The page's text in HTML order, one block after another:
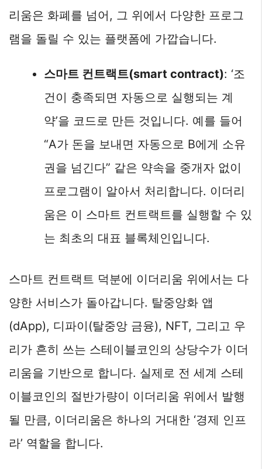
리움은 화폐를 넘어, 그 위에서 다양한 프로그
램을 돌릴 수 있는 플랫폼에 가깝습니다.
스마트 컨트랙트(smart contract): ‘조
건이 충족되면 자동으로 실행되는 계
약’을 코드로 만든 것입니다. 예를 들어
“A가 돈을 보내면 자동으로 B에게 소유
권을 넘긴다” 같은 약속을 중개자 없이
프로그램이 알아서 처리합니다. 이더리
움은 이 스마트 컨트랙트를 실행할 수 있
는 최초의 대표 블록체인입니다.
스마트 컨트랙트 덕분에 이더리움 위에서는 다
양한 서비스가 돌아갑니다. 탈중앙화 앱
(dApp), 디파이(탈중앙 금융), NFT, 그리고 우
리가 흔히 쓰는 스테이블코인의 상당수가 이더
리움을 기반으로 합니다. 실제로 전 세계 스테
이블코인의 절반가량이 이더리움 위에서 발행
될 만큼, 이더리움은 하나의 거대한 ‘경제 인프
라’ 역할을 합니다.